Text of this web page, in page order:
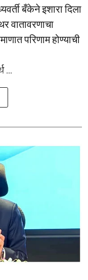
बँकेने इशारा दिला
वातावरणाचा
परिणाम होण्याची